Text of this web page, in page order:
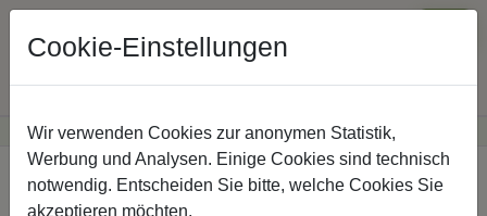
Günstige Versandkosteninnerhalb Österreichs· Sichere Zahlung
Startseite Innenlaufstangen Aluminium / Metall
Cookie-Einstellungen
Wir verwenden Cookies zur anonymen Statistik,
Werbung und Analysen. Einige Cookies sind technisch
notwendig. Entscheiden Sie bitte, welche Cookies Sie
akzeptieren möchten.